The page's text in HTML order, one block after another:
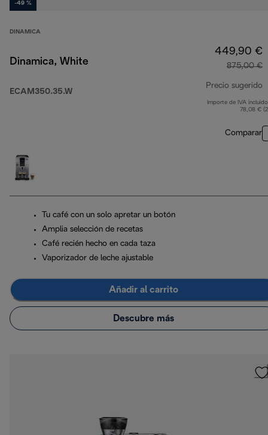
-49 %
DINAMICA
Dinamica, White
ECAM350.35.W
449,90 €
875,00 €
Precio sugerido
Importe de IVA
78,08 €
Comparar
Tu café con un solo apretar un botón
Amplia selección de recetas
Café recién hecho en cada taza
Vaporizador de leche ajustable
Añadir al carrito
Descubre más